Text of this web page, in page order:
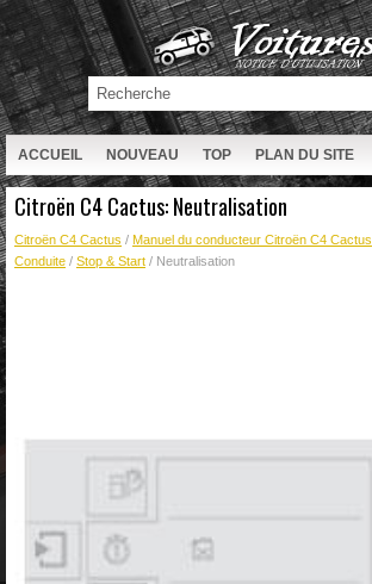
ACCUEIL NOUVEAU TOP PLAN DU SITE
RECHERCHE
Citroën C4 Cactus: Neutralisation
Citroën C4 Cactus / Manuel du conducteur Citroën C4 Cactus
Conduite / Stop & Start / Neutralisation